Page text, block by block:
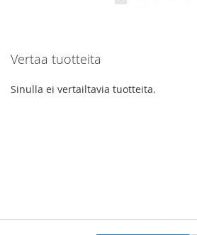
Vertaa tuotteita
Sinulla ei vertailtavia tuotteita.